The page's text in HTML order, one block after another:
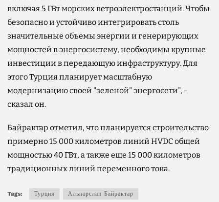
включая 5 ГВт морских ветроэлектростанций. Чтобы
безопасно и устойчиво интегрировать столь
значительные объемы энергии и генерирующих
мощностей в энергосистему, необходимы крупные
инвестиции в передающую инфраструктуру. Для
этого Турция планирует масштабную
модернизацию своей "зеленой" энергосети", -
сказал он.
Байрактар отметил, что планируется строительство
примерно 15 000 километров линий HVDC общей
мощностью 40 ГВт, а также еще 15 000 километров
традиционных линий переменного тока.
Tags: Турция Альпарслан Байрактар